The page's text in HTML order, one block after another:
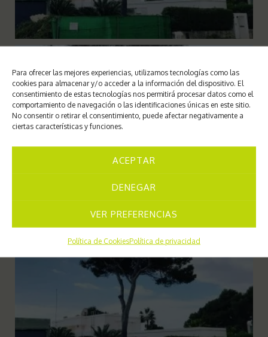
Para ofrecer las mejores experiencias, utilizamos tecnologías como las
cookies para almacenar y/o acceder a la información del dispositivo. El
consentimiento de estas tecnologías nos permitirá procesar datos como el
comportamiento de navegación o las identificaciones únicas en este sitio.
No consentir o retirar el consentimiento, puede afectar negativamente a
ciertas características y funciones.
ACEPTAR
DENEGAR
VER PREFERENCIAS
Política de CookiesPolítica de privacidad